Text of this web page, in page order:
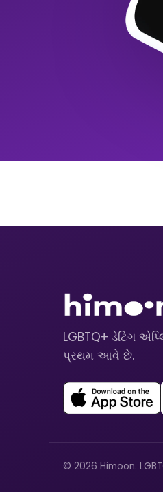
LGBTQ+ ડેટિંગ
પ્રથમ આવે છે.
© 2026 Himoon.